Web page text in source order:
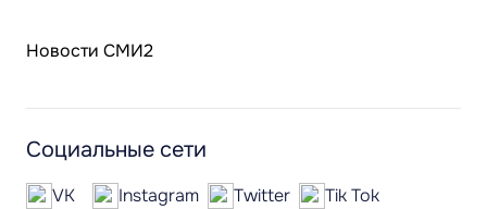
Новости СМИ2
Социальные сети
VK Instagram Twitter
Tik Tok